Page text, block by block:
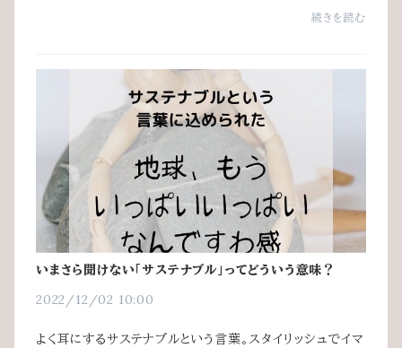
ョンが発売となりました。ワンちゃんの性別に関係なくお使
続きを読む
いまさら聞けない「サステナブル」ってどういう意味？
2022/12/02 10:00
よく耳にするサステナブルという言葉。スタイリッシュでイマ